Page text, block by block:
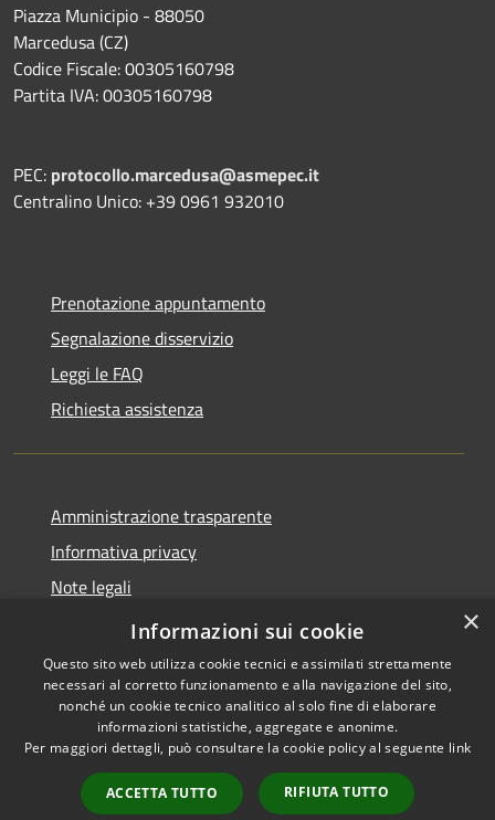
Piazza Municipio - 88050
Marcedusa (CZ)
Codice Fiscale: 00305160798
Partita IVA: 00305160798
PEC: protocollo.marcedusa@asmepec.it
Centralino Unico: +39 0961 932010
Prenotazione appuntamento
Segnalazione disservizio
Leggi le FAQ
Richiesta assistenza
Amministrazione trasparente
Informativa privacy
Note legali
Dichiarazione di accessibilità
Accessibilità
Copyright © 2026 • Comune di
Marcedusa • Powered by
Municipium•
Accesso
redazione
×
Informazioni sui cookie
Questo sito web utilizza cookie tecnici e assimilati strettamente
necessari al corretto funzionamento e alla navigazione del sito,
nonché un cookie tecnico analitico al solo fine di elaborare
informazioni statistiche, aggregate e anonime.
Per maggiori dettagli, può consultare la cookie policy al seguente link
ACCETTA TUTTO RIFIUTA TUTTO